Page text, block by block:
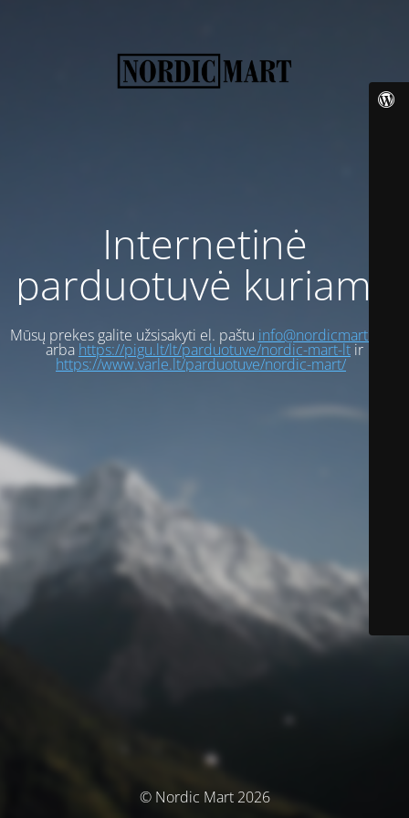
Internetinė
parduotuvė kuriama
Mūsų prekes galite užsisakyti el. paštu info@nordicmart.com
arba https://pigu.lt/lt/parduotuve/nordic-mart-ltir
https://www.varle.lt/parduotuve/nordic-mart/
© Nordic Mart 2026